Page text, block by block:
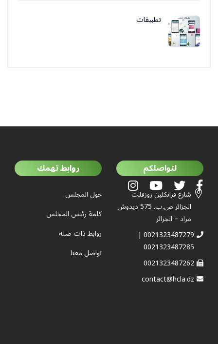
تطبيقات
لتواصلكم
شارع فرانكلين روزفلت
الجزائر ص.ب. 575 ديدوش
مراد – الجزائر
0021323487279 |
0021323487285
0021323487262
contact@hcla.dz
روابط تهمك
حول المجلس
كلمة رئيس المجلس
روابط ذات صلة
تواصل معنا